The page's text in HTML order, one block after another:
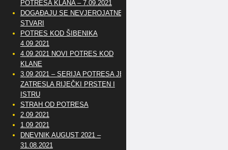
POTRESA KLANA – 7.09.2021
DOGAĐAJU SE NEVJEROJATNE
STVARI
POTRES KOD ŠIBENIKA
4.09.2021
4.09.2021 NOVI POTRES KOD
KLANE
3.09.2021 – SERIJA POTRESA JE
ZATRESLA RIJEČKI PRSTEN I
ISTRU
STRAH OD POTRESA
2.09.2021
1.09.2021
DNEVNIK AUGUST 2021 –
31.08.2021